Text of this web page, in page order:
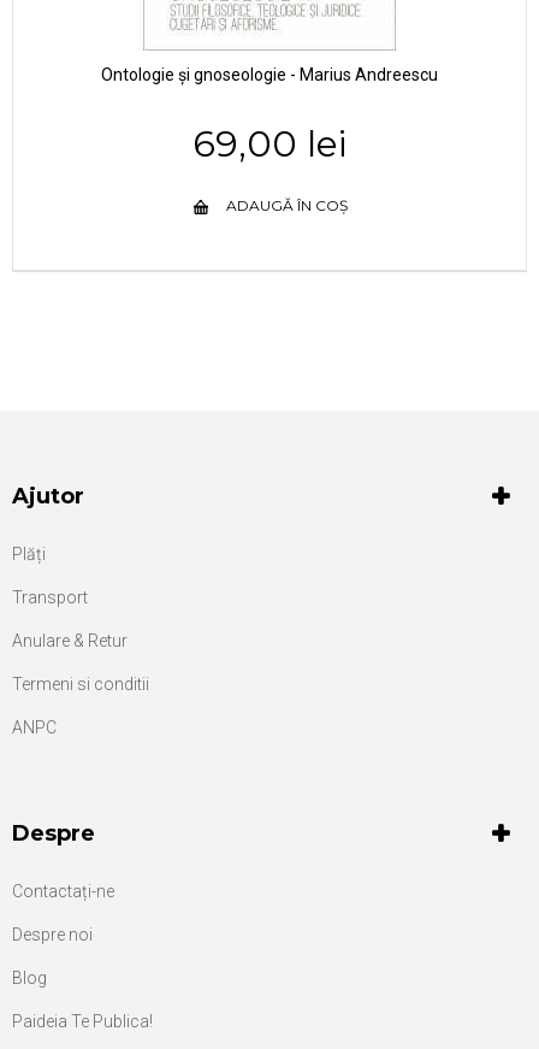
Ontologie și gnoseologie - Marius Andreescu
69,00 lei
ADAUGĂ ÎN COȘ
Ajutor
Plăți
Transport
Anulare & Retur
Termeni si conditii
ANPC
Despre
Contactați-ne
Despre noi
Blog
Paideia Te Publica!